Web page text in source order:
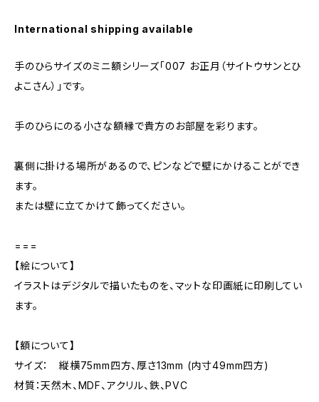
International shipping available
手のひらサイズのミニ額シリーズ「007 お正月（サイトウサンとひ
よこさん）」です。
手のひらにのる小さな額縁で貴方のお部屋を彩ります。
裏側に掛ける場所があるので、ピンなどで壁にかけることができ
ます。
または壁に立てかけて飾ってください。
===
【絵について】
イラストはデジタルで描いたものを、マットな印画紙に印刷してい
ます。
【額について】
サイズ： 縦横75mm四方、厚さ13mm (内寸49mm四方)
材質：天然木、MDF、アクリル、鉄、PVC